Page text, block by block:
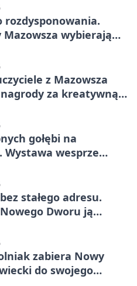
rozdysponowania.
Mazowsza wybierają
z Mazowsza
za kreatywną
gołębi na
wesprze
stałego adresu.
Dworu ją
zabiera Nowy
do swojego